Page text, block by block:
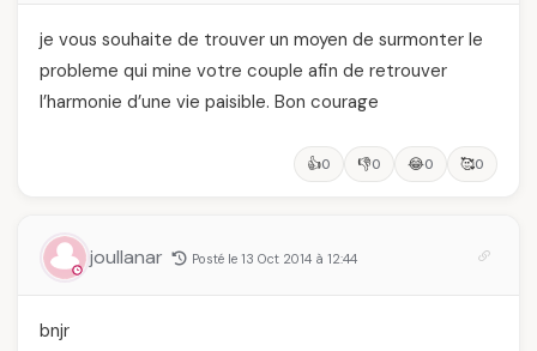
je vous souhaite de trouver un moyen de surmonter le
probleme qui mine votre couple afin de retrouver
l’harmonie d’une vie paisible. Bon courage
👍0 👎0 😂0 🥰0
joullanar Posté le 13 Oct 2014 à 12:44
bnjr